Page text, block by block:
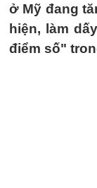
ở Mỹ đang
hiện, làm
điểm số"